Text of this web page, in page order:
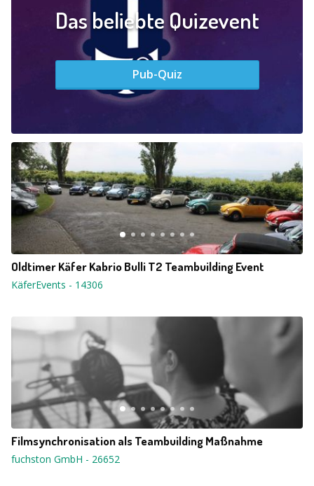
Das beliebte Quizevent
Pub-Quiz
Oldtimer Käfer Kabrio Bulli T2 Teambuilding Event
KäferEvents - 14306
Filmsynchronisation als Teambuilding Maßnahme
fuchston GmbH - 26652